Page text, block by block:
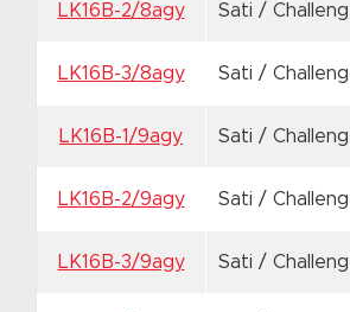
LK16B-2/8agy Sati /
LK16B-3/8agy Sati /
LK16B-1/9agy Sati /
LK16B-2/9agy Sati /
LK16B-3/9agy Sati /